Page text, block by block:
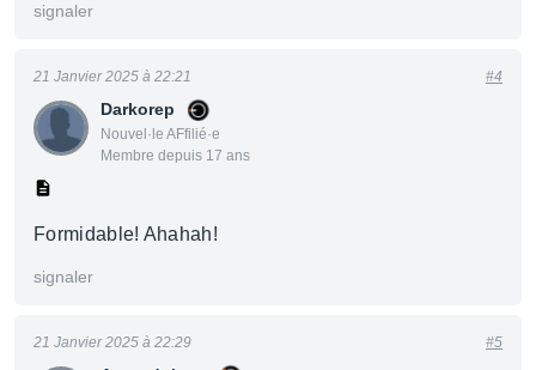
signaler
Darkorep
Nouvel·le AFfilié·e
Membre depuis 17 ans
21 Janvier 2025 à 22:21 #4
Formidable! Ahahah!
signaler
21 Janvier 2025 à 22:29 #5